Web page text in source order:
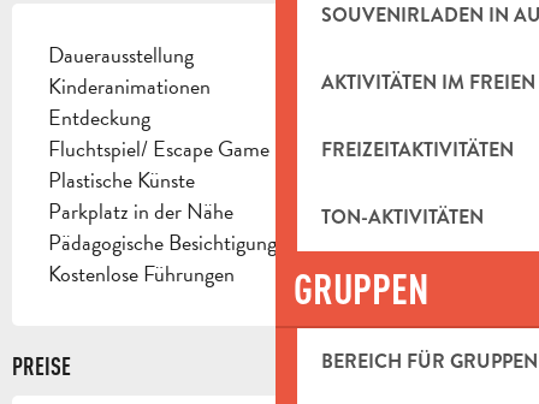
SOUVENIRLADEN IN
AKTIVITÄTEN IM FREIEN
FREIZEITAKTIVITÄTEN
TON-AKTIVITÄTEN
GRUPPEN
BEREICH FÜR GRUPPEN
Dauerausstellung
Kinderanimationen
Entdeckung
Fluchtspiel/ Escape Game
Plastische Künste
Parkplatz in der Nähe
Pädagogische Besichtigungen
Kostenlose Führungen
PREISE